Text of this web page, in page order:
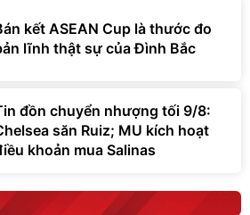
kết ASEAN Cup là thước đo
lĩnh thật sự của Đình Bắc
đồn chuyển nhượng tối 9/8:
săn Ruiz; MU kích hoạt
khoản mua Salinas